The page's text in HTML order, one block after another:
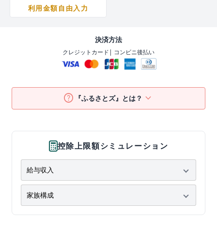
利用金額自由入力
決済方法
クレジットカード| コンビニ後払い
help 『ふるさとズ』とは？ keyboard_arrow_down
控除上限額シミュレーション